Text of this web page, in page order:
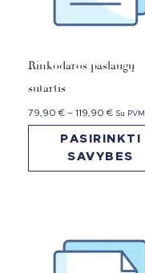
Rinkodaros paslaugų
sutartis
79,90€ – 119,90€ Su PVM
PASIRINKTI
SAVYBES